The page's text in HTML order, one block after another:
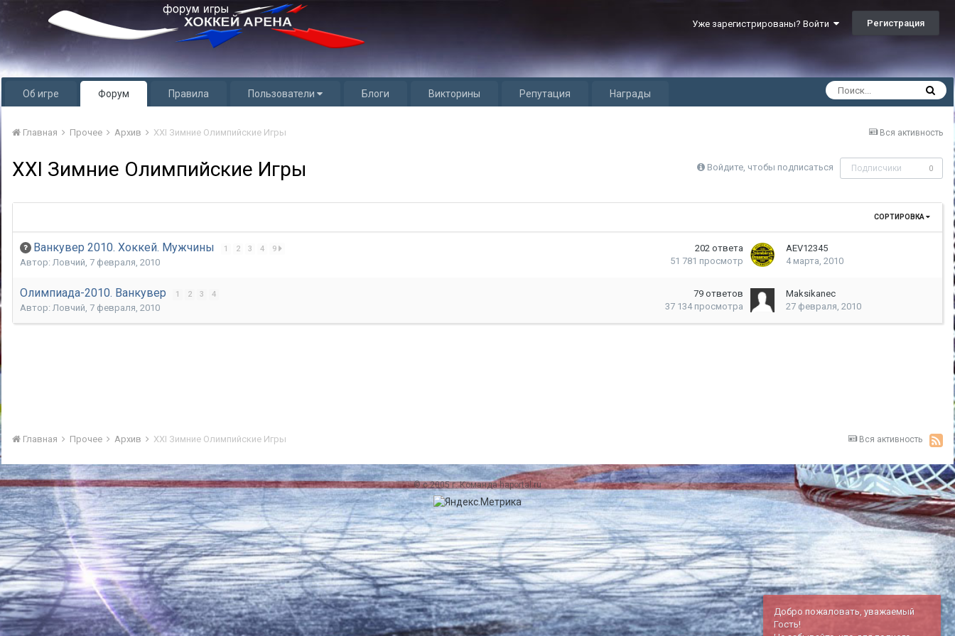
Уже зарегистрированы? Войти Регистрация
Об игре Форум Правила Пользователи Блоги Викторины Репутация Награды
Вся активность
Главная Прочее Архив XXI Зимние Олимпийские Игры
XXI Зимние Олимпийские Игры Войдите, чтобы подписаться Подписчики 0
СОРТИРОВКА
Ванкувер 2010. Хоккей. Мужчины 1 2 3 4 9
Автор: Ловчий, 7 февраля, 2010
202 ответа
51 781 просмотр
AEV12345
4 марта, 2010
Олимпиада-2010. Ванкувер 1 2 3 4
Автор: Ловчий, 7 февраля, 2010
79 ответов
37 134 просмотра
Maksikanec
27 февраля, 2010
Вся активность
Главная Прочее Архив XXI Зимние Олимпийские Игры
© c 2005 г. Команда haportal.ru
Добро пожаловать, уважаемый
Гость!